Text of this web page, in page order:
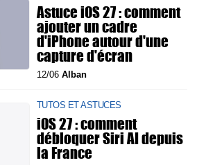
Astuce iOS 27 : comment
ajouter un cadre
d'iPhone autour d'une
capture d'écran
12/06 Alban
TUTOS ET ASTUCES
iOS 27 : comment
débloquer Siri AI depuis
la France